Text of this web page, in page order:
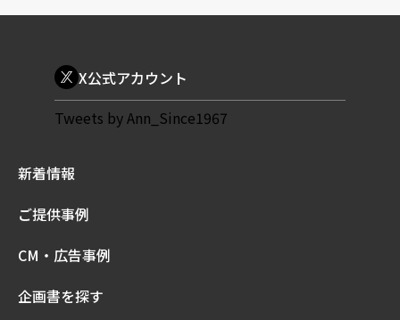
X公式アカウント
Tweets by Ann_Since1967
新着情報
ご提供事例
CM・広告事例
企画書を探す